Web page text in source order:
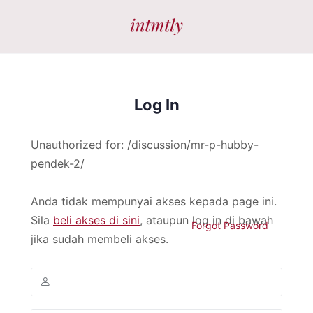
Log In
Unauthorized for: /discussion/mr-p-hubby-
pendek-2/
Anda tidak mempunyai akses kepada page ini.
Sila beli akses di sini, ataupun log in di bawah
jika sudah membeli akses.
Forgot Password